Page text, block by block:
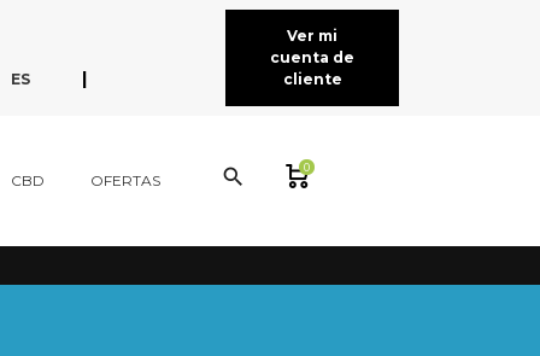
ES
|
Ver mi
cuenta de
cliente
CBD OFERTAS search 0